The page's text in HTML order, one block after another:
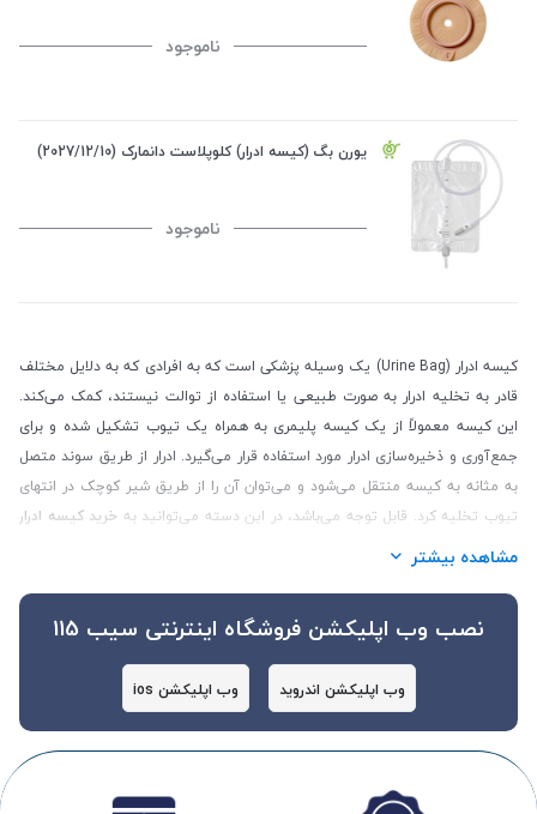
ناموجود
یورن بگ (کیسه ادرار) کلوپلاست دانمارک (2027/12/10)
ناموجود
کیسه ادرار (Urine Bag)
یک وسیله پزشکی است که به افرادی که به دلایل مختلف
قادر به تخلیه ادرار به صورت طبیعی یا استفاده از توالت نیستند، کمک می‌کند.
این کیسه معمولاً از یک کیسه پلیمری به همراه یک تیوب تشکیل شده و برای
جمع‌آوری و ذخیره‌سازی ادرار مورد استفاده قرار می‌گیرد. ادرار از طریق سوند متصل
به مثانه به کیسه منتقل می‌شود و می‌توان آن را از طریق شیر کوچک در انتهای
تیوب تخلیه کرد. قابل توجه می‌باشد، در این دسته می‌توانید به خرید کیسه ادرار
بپردازید.
اجزای کیسه ادرار
.
مشاهده بیشتر
نصب وب اپلیکشن فروشگاه اینترنتی سیب 115
وب اپلیکشن اندروید وب اپلیکشن ios